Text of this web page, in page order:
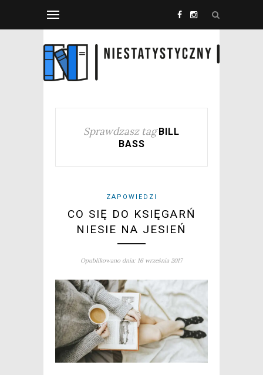
Sprawdzasz tag BILL
BASS
ZAPOWIEDZI
CO SIĘ DO KSIĘGARŃ
NIESIE NA JESIEŃ
Opublikowano dnia: 16 września 2017